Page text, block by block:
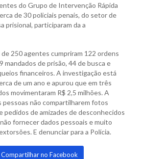
do Grupo de Intervenção Rápida
de 30 policiais penais, do setor de
prisional, participaram da a
250 agentes cumpriram 122 ordens
mandados de prisão, 44 de busca e
financeiros. A investigação está
de um ano e apurou que em três
movimentaram R$ 2,5 milhões. A
pessoas não compartilharem fotos
pedidos de amizades de desconhecidos
fornecer dados pessoais e muito
E denunciar para a Polícia.
Compartilhar no Facebook